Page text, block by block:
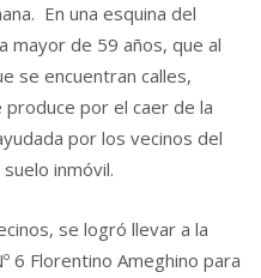
En una esquina del
mayor de 59 años, que al
se encuentran calles,
por el caer de la
por los vecinos del
inmóvil.
se logró llevar a la
6 Florentino Ameghino para